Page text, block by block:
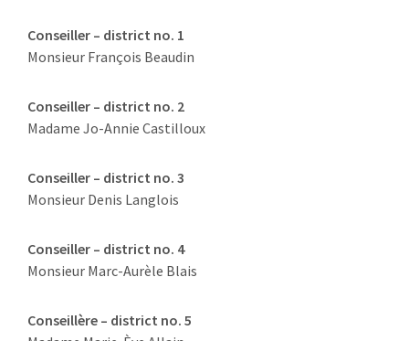
Conseiller – district no. 1
Monsieur François Beaudin
Conseiller – district no. 2
Madame Jo-Annie Castilloux
Conseiller – district no. 3
Monsieur Denis Langlois
Conseiller – district no. 4
Monsieur Marc-Aurèle Blais
Conseillère – district no. 5